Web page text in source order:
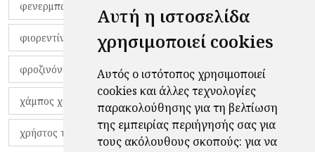
Αυτή η ιστοσελίδα
χρησιμοποιεί cookies
Αυτός ο ιστότοπος χρησιμοποιεί
cookies και άλλες τεχνολογίες
παρακολούθησης για τη βελτίωση
της εμπειρίας περιήγησής σας για
τους ακόλουθους σκοπούς: για να
φενερμπαχτσέ φερνάντο τόρες φίλαθλοι
φιορεντίνα φιρμίνο φρανκ ντε μπουρ
φροζινόνε φωκικός χαβίτο
χάμπος χαραλάμπους χάρι πότερ
χρήστος τζόλης